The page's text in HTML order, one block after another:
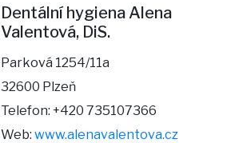
Dentální hygiena Alena
Valentová, DiS.
Parková 1254/11a
32600 Plzeň
Telefon: +420 735107366
Web: www.alenavalentova.cz